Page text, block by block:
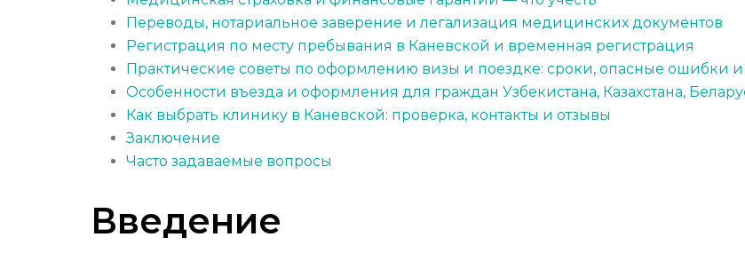
Переводы, нотариальное заверение и легализация медицинских документов
Регистрация по месту пребывания в Каневской и временная регистрация
Практические советы по оформлению визы и поездке: сроки, опасные ошибки
Особенности въезда и оформления для граждан Узбекистана, Казахстана,
Как выбрать клинику в Каневской: проверка, контакты и отзывы
Заключение
Часто задаваемые вопросы
Введение